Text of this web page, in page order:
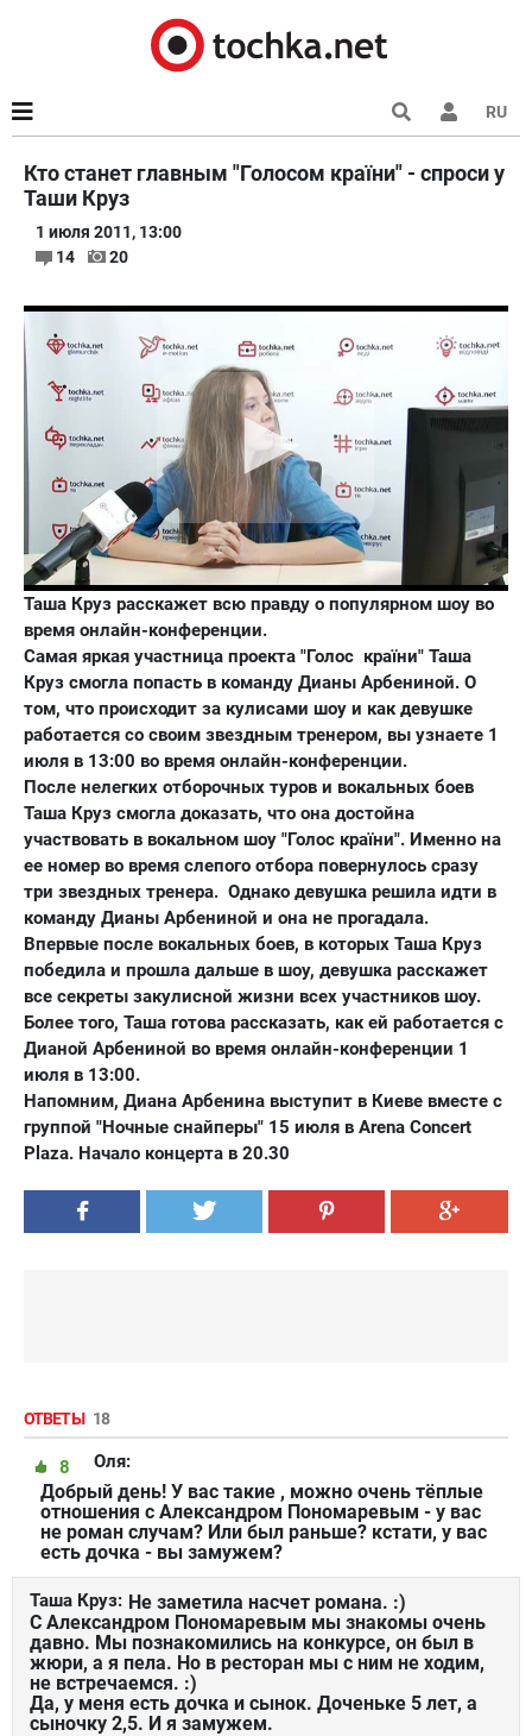
RU
Кто станет главным "Голосом країни" - спроси у
Таши Круз
1 июля 2011, 13:00
14
20
Таша Круз расскажет всю правду о популярном шоу во
время онлайн-конференции.
Самая яркая участница проекта "Голос країни" Таша
Круз смогла попасть в команду Дианы Арбениной. О
том, что происходит за кулисами шоу и как девушке
работается со своим звездным тренером, вы узнаете 1
июля в 13:00 во время онлайн-конференции.
После нелегких отборочных туров и вокальных боев
Таша Круз смогла доказать, что она достойна
участвовать в вокальном шоу "Голос країни". Именно на
ее номер во время слепого отбора повернулось сразу
три звездных тренера. Однако девушка решила идти в
команду Дианы Арбениной и она не прогадала.
Впервые после вокальных боев, в которых Таша Круз
победила и прошла дальше в шоу, девушка расскажет
все секреты закулисной жизни всех участников шоу.
Более того, Таша готова рассказать, как ей работается с
Дианой Арбениной во время онлайн-конференции 1
июля в 13:00.
Напомним, Диана Арбенина выступит в Киеве вместе с
группой "Ночные снайперы" 15 июля в Arena Concert
Plaza. Начало концерта в 20.30
ОТВЕТЫ 18
Оля:
8
Добрый день! У вас такие , можно очень тёплые
отношения с Александром Пономаревым - у вас
не роман случам? Или был раньше? кстати, у вас
есть дочка - вы замужем?
Таша Круз: Не заметила насчет романа. :)
С Александром Пономаревым мы знакомы очень
давно. Мы познакомились на конкурсе, он был в
жюри, а я пела. Но в ресторан мы с ним не ходим,
не встречаемся. :)
Да, у меня есть дочка и сынок. Доченьке 5 лет, а
сыночку 2,5. И я замужем.